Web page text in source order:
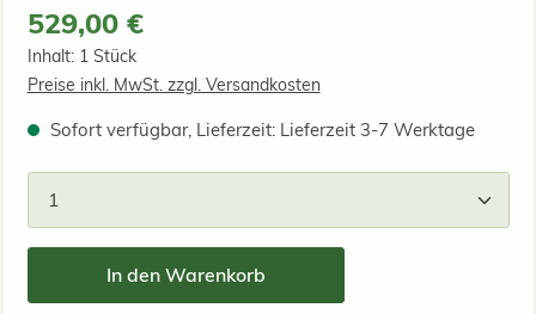
Regulärer Preis:
529,00 €
Inhalt: 1 Stück
Preise inkl. MwSt. zzgl. Versandkosten
Sofort verfügbar, Lieferzeit: Lieferzeit 3-7 Werktage
In den Warenkorb